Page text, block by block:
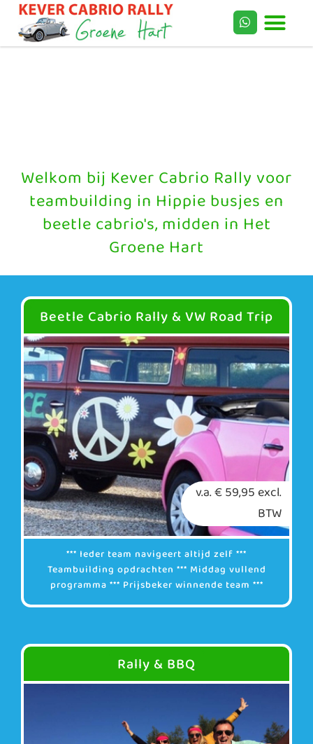
Welkom bij Kever Cabrio Rally voor
teambuilding in Hippie busjes en
beetle cabrio's, midden in Het
Groene Hart
Beetle Cabrio Rally & VW Road Trip
v.a. € 59,95 excl.
BTW
*** Ieder team navigeert altijd zelf ***
Teambuilding opdrachten *** Middag vullend
programma *** Prijsbeker winnende team ***
Rally & BBQ